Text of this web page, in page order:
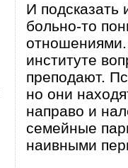
И подсказать
больно-то
институте
преподают.
но они
направо и
семейные
наивными